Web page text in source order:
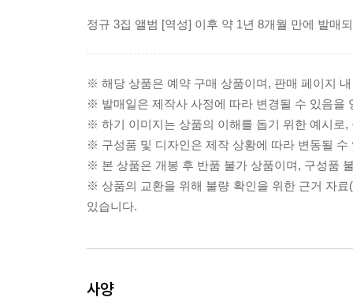
정규 3집 앨범 [역성] 이후 약 1년 8개월 만에 발매
※ 해당 상품은 예약 구매 상품이며, 판매 페이지
※ 발매일은 제작사 사정에 따라 변경될 수 있음을
※ 하기 이미지는 상품의 이해를 돕기 위한 예시로,
※ 구성품 및 디자인은 제작 상황에 따라 변동될 수
※ 본 상품은 개봉 후 반품 불가 상품이며, 구성품
※ 상품의 교환을 위해 불량 확인을 위한 근거 자
있습니다.
사양